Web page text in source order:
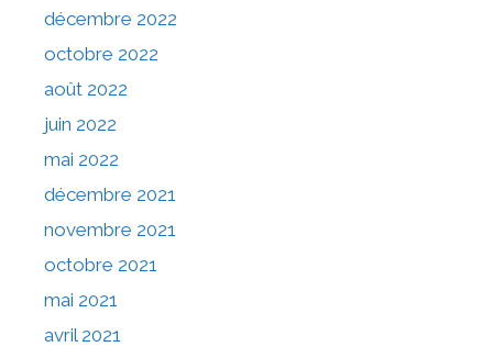
décembre 2022
octobre 2022
août 2022
juin 2022
mai 2022
décembre 2021
novembre 2021
octobre 2021
mai 2021
avril 2021